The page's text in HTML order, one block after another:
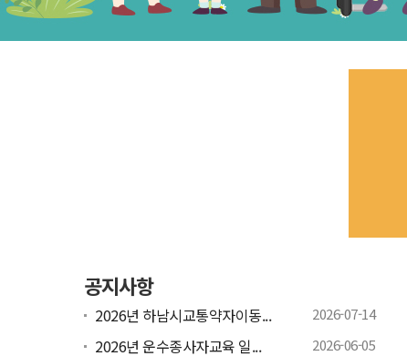
공지사항
2026년 하남시교통약자이동... 2026-07-14
2026년 운수종사자교육 일... 2026-06-05